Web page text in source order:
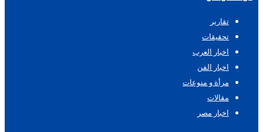
تقارير
تحقيقات
اخبار العرب
اخبار الفن
مرأة و منوعات
مقالات
اخبار مصر